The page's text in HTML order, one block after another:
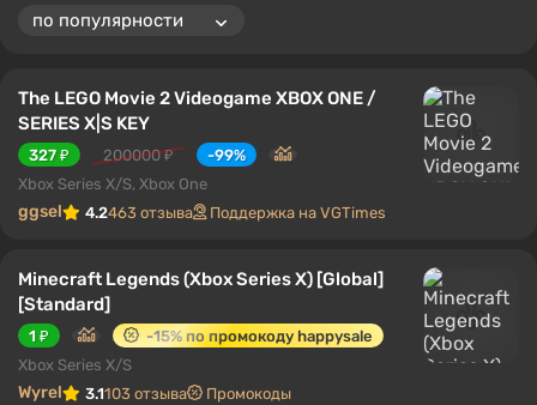
The LEGO Movie 2 Videogame XBOX ONE /
SERIES X|S KEY
327 ₽ 200000 ₽
-99%
Xbox Series X/S, Xbox One
ggsel 4.2463 отзыва Поддержка на VGTimes
Minecraft Legends (Xbox Series X) [Global]
[Standard]
1 ₽
-15% по промокоду happysale
Xbox Series X/S
Wyrel 3.1103 отзыва Промокоды